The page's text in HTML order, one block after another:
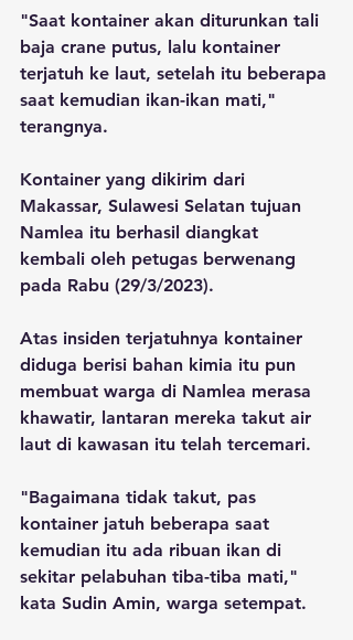
"Saat kontainer akan diturunkan tali
baja crane putus, lalu kontainer
terjatuh ke laut, setelah itu beberapa
saat kemudian ikan-ikan mati,"
terangnya.
Kontainer yang dikirim dari
Makassar, Sulawesi Selatan tujuan
Namlea itu berhasil diangkat
kembali oleh petugas berwenang
pada Rabu (29/3/2023).
Atas insiden terjatuhnya kontainer
diduga berisi bahan kimia itu pun
membuat warga di Namlea merasa
khawatir, lantaran mereka takut air
laut di kawasan itu telah tercemari.
"Bagaimana tidak takut, pas
kontainer jatuh beberapa saat
kemudian itu ada ribuan ikan di
sekitar pelabuhan tiba-tiba mati,"
kata Sudin Amin, warga setempat.